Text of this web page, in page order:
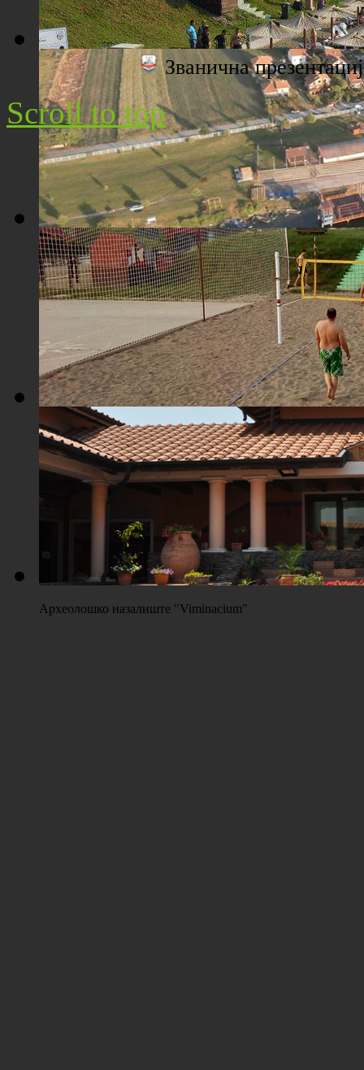
Плажа "Топољар" - Поглед са торња
Плажа "Топољар" - Поглед из ваздуха
Плажа "Топољар" - Терени на песку
Археолошко назалиште "Viminacium"
Званична
Scroll to top